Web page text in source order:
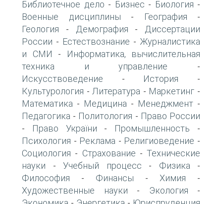
Библиотечное дело - Бизнес - Биология -
Военные дисциплины - География -
Геология - Демография -
Диссертации
России - Естествознание - Журналистика
и СМИ -
Информатика, вычислительная
техника и управление -
Искусствоведение - История -
Культурология - Литература - Маркетинг -
Математика - Медицина - Менеджмент -
Педагогика - Политология - Право России
- Право України - Промышленность -
Психология - Реклама - Религиоведение -
Социология - Страхование - Технические
науки - Учебный процесс - Физика -
Философия - Финансы - Химия -
Художественные науки - Экология -